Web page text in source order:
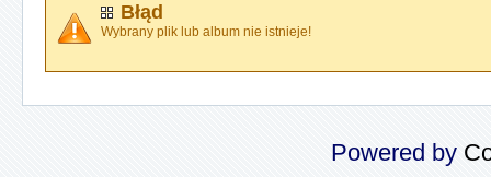
Błąd
Wybrany plik lub album nie istnieje!
Powered by